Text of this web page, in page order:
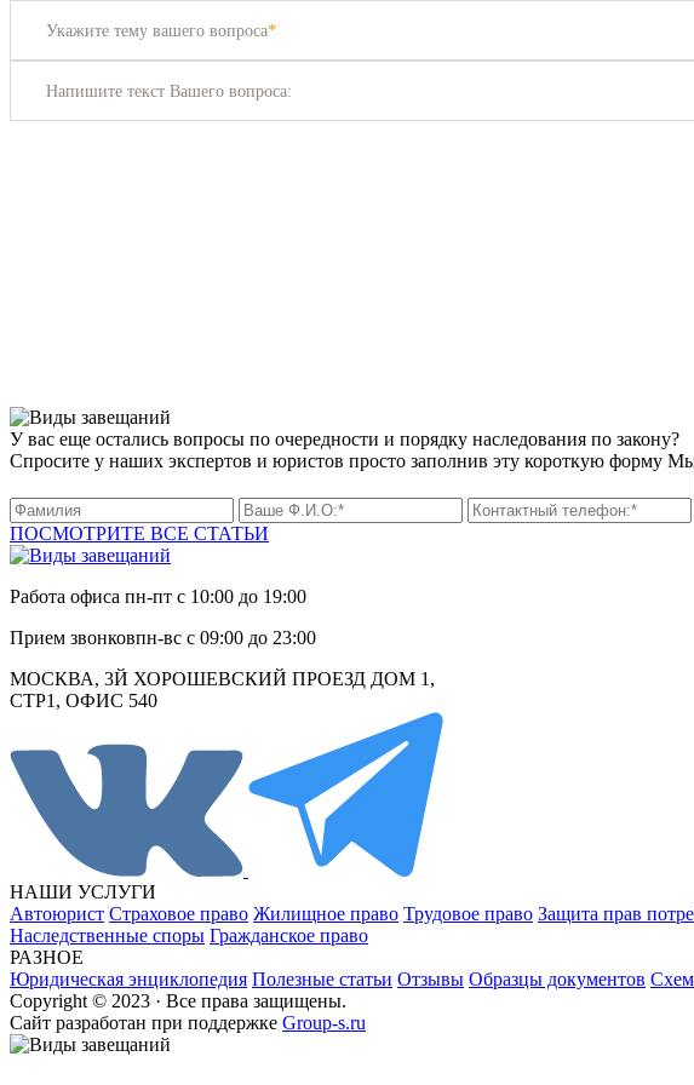
Укажите тему вашего вопроса*
Напишите текст Вашего вопроса:
У вас еще остались вопросы по очередности и порядку наследования по закону?
Спросите у наших экспертов и юристов просто заполнив эту короткую форму
ПОСМОТРИТЕ ВСЕ СТАТЬИ
Работа офиса пн-пт с 10:00 до 19:00
Прием звонковпн-вс с 09:00 до 23:00
МОСКВА, 3Й ХОРОШЕВСКИЙ ПРОЕЗД ДОМ 1,
СТР1, ОФИС 540
НАШИ УСЛУГИ
Автоюрист Страховое право Жилищное право Трудовое право Защита прав
Наследственные споры Гражданское право
РАЗНОЕ
Юридическая энциклопедия Полезные статьи Отзывы Образцы документов
Copyright © 2023 · Все права защищены.
Cайт разработан при поддержке Group-s.ru